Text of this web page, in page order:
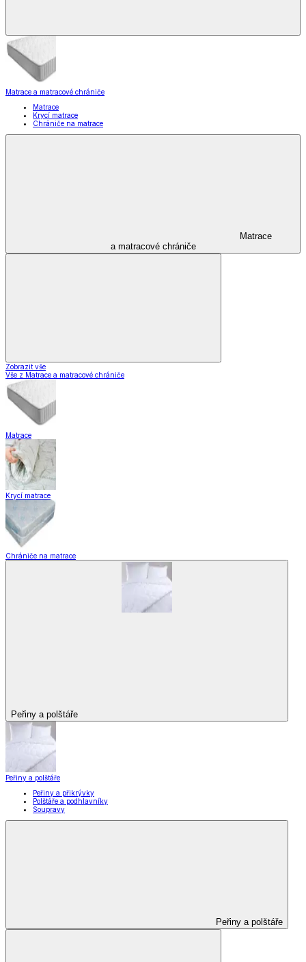
Matrace a matracové chrániče
Matrace
Krycí matrace
Chrániče na matrace
Matrace
a matracové chrániče
Zobrazit vše
Vše z Matrace a matracové chrániče
Matrace
Krycí matrace
Chrániče na matrace
Peřiny a polštáře
Peřiny a polštáře
Peřiny a přikrývky
Polštáře a podhlavníky
Soupravy
Peřiny a polštáře